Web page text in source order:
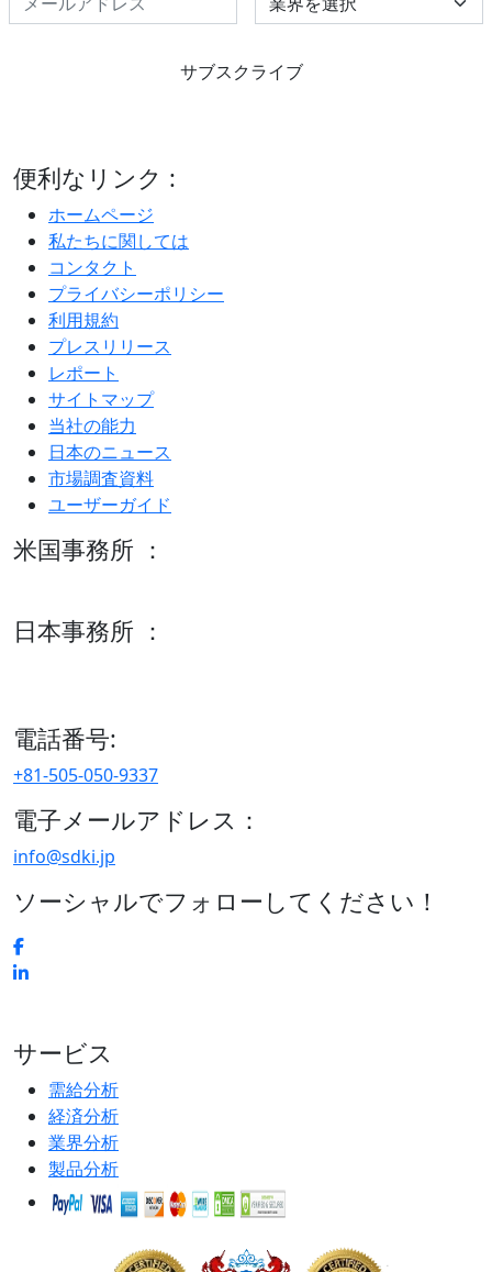
サブスクライブ
便利なリンク :
ホームページ
私たちに関しては
コンタクト
プライバシーポリシー
利用規約
プレスリリース
レポート
サイトマップ
当社の能力
日本のニュース
市場調査資料
ユーザーガイド
米国事務所 ：
日本事務所 ：
電話番号:
+81-505-050-9337
電子メールアドレス：
info@sdki.jp
ソーシャルでフォローしてください！
サービス
需給分析
経済分析
業界分析
製品分析